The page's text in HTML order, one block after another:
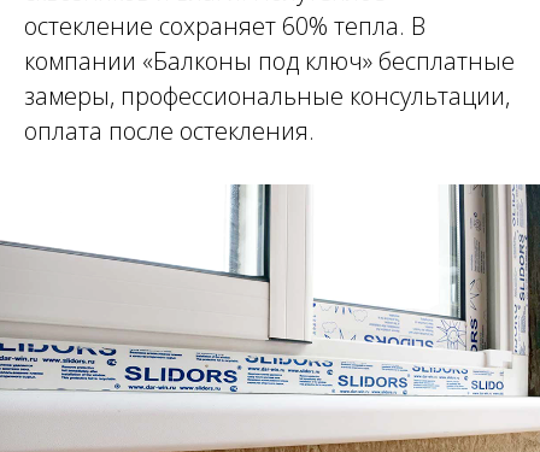
остекление сохраняет 60% тепла. В
компании «Балконы под ключ» бесплатные
замеры, профессиональные консультации,
оплата после остекления.